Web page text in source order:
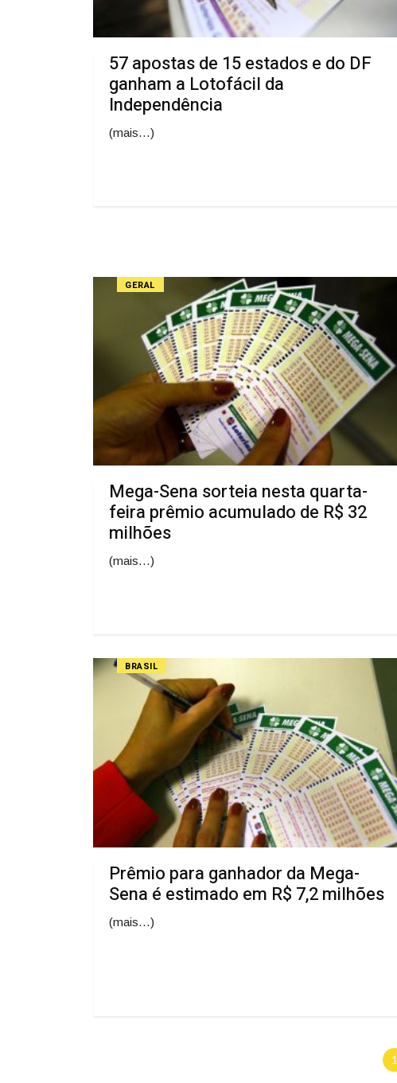
57 apostas de 15 estados e do DF
ganham a Lotofácil da
Independência
(mais…)
GERAL
Mega-Sena sorteia nesta quarta-
feira prêmio acumulado de R$ 32
milhões
(mais…)
BRASIL
Prêmio para ganhador da Mega-
Sena é estimado em R$ 7,2 milhões
(mais…)
1